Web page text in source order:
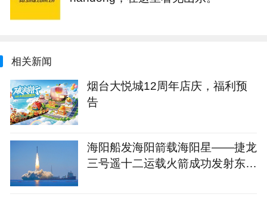
相关新闻
烟台大悦城12周年店庆，福利预
告
海阳船发海阳箭载海阳星——捷龙
三号遥十二运载火箭成功发射东方